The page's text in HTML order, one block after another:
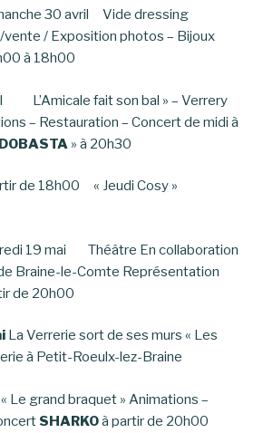
30 avril Vide dressing
vente / Exposition photos – Bijoux
à 18h00
L’Amicale fait son bal » – Verrery
– Restauration – Concert de midi à
DOBASTA » à 20h30
de 18h00 « Jeudi Cosy »
19 mai Théâtre En collaboration
Braine-le-Comte Représentation
de 20h00
La Verrerie sort de ses murs « Les
à Petit-Roeulx-lez-Braine
grand braquet » Animations –
SHARKOà partir de 20h00